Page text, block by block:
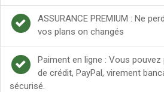
ASSURANCE PREMIUM : Ne
vos plans on changés
Paiment en ligne : Vous
de crédit, PayPal, virement
sécurisé.